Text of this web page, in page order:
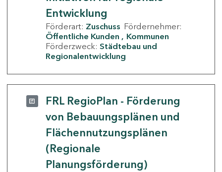
Entwicklung
Förderart: Zuschuss Fördernehmer:
Öffentliche Kunden
Kommunen
Förderzweck: Städtebau und
Regionalentwicklung
FRL RegioPlan - Förderung
von Bebauungsplänen und
Flächennutzungsplänen
(Regionale
Planungsförderung)